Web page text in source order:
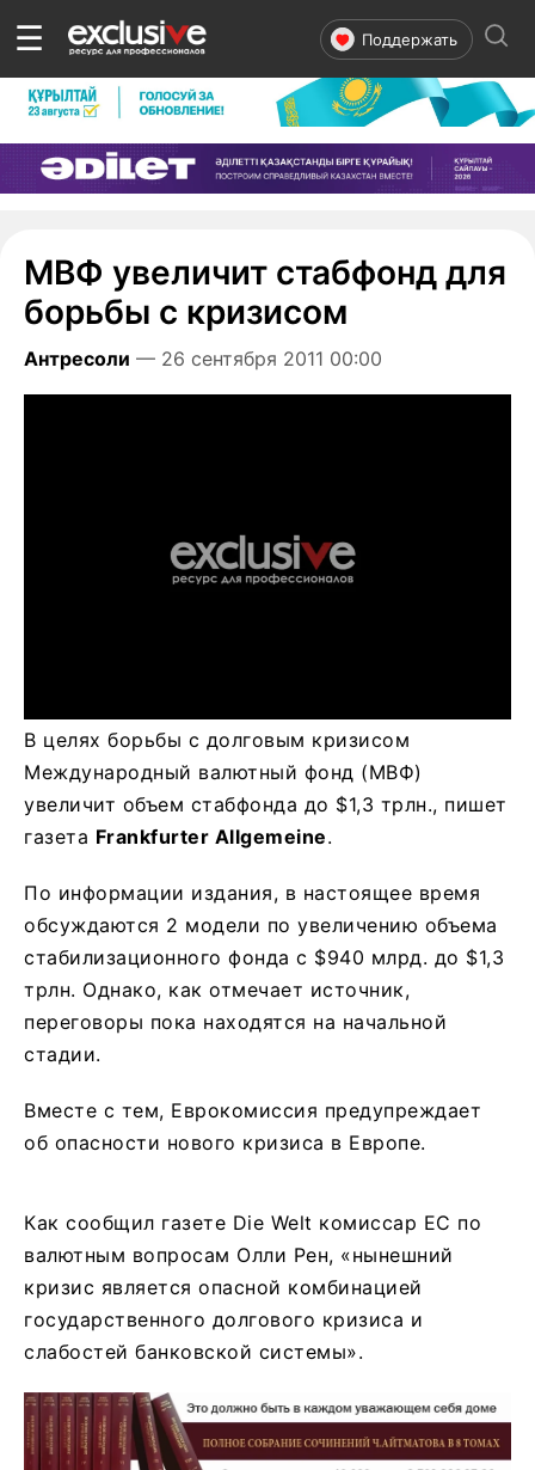
☰ Поддержать
МВФ увеличит стабфонд для
борьбы с кризисом
Антресоли — 26 сентября 2011 00:00
В целях борьбы с долговым кризисом
Международный валютный фонд (МВФ)
увеличит объем стабфонда до $1,3 трлн., пишет
газета Frankfurter Allgemeine.
По информации издания, в настоящее время
обсуждаются 2 модели по увеличению объема
стабилизационного фонда с $940 млрд. до $1,3
трлн. Однако, как отмечает источник,
переговоры пока находятся на начальной
стадии.
Вместе с тем, Еврокомиссия предупреждает
об опасности нового кризиса в Европе.
Как сообщил газете Die Welt комиссар ЕС по
валютным вопросам Олли Рен, «нынешний
кризис является опасной комбинацией
государственного долгового кризиса и
слабостей банковской системы».